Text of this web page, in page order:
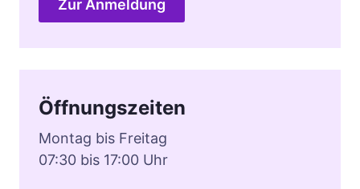
Zur Anmeldung
Öffnungszeiten
Montag bis Freitag
07:30 bis 17:00 Uhr